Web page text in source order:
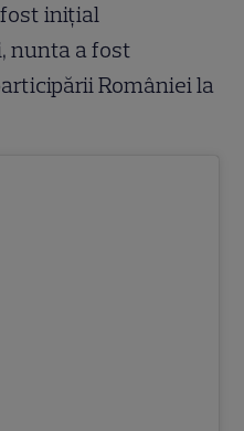
fost inițial
nunta a fost
României la